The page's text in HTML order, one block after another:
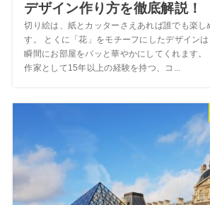
デザイン作り方を徹底解説！
切り絵は、紙とカッターさえあれば誰でも楽し
す。 とくに「花」をモチーフにしたデザイン
瞬間にお部屋をパッと華やかにしてくれます。
作家として15年以上の経験を持つ、コ...